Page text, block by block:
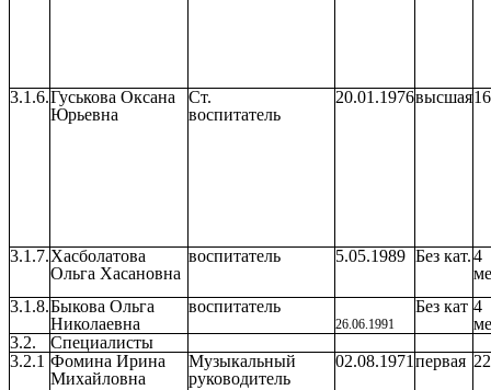
3.1.6.Гуськова Оксана
Юрьевна
Ст.
воспитатель
20.01.1976высшая16
3.1.7.Хасболатова
Ольга Хасановна
воспитатель 5.05.1989 Без кат.4
3.1.8.Быкова Ольга
Николаевна
воспитатель
26.06.1991
Без кат 4
3.2.
Специалисты
3.2.1 Фомина Ирина
Михайловна
Музыкальный
руководитель
02.08.1971 первая 22